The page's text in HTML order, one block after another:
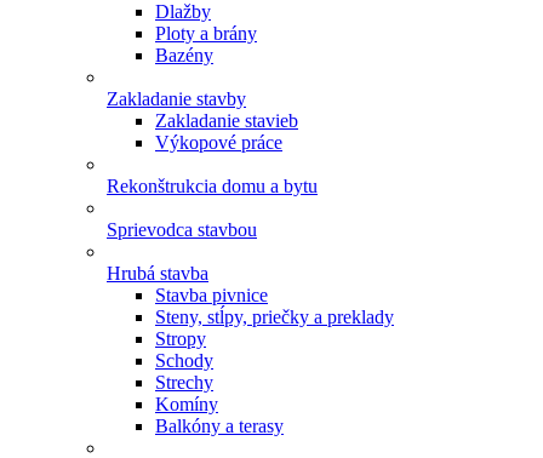
Dlažby
Ploty a brány
Bazény
Zakladanie stavby
Zakladanie stavieb
Výkopové práce
Rekonštrukcia domu a bytu
Sprievodca stavbou
Hrubá stavba
Stavba pivnice
Steny, stĺpy, priečky a preklady
Stropy
Schody
Strechy
Komíny
Balkóny a terasy